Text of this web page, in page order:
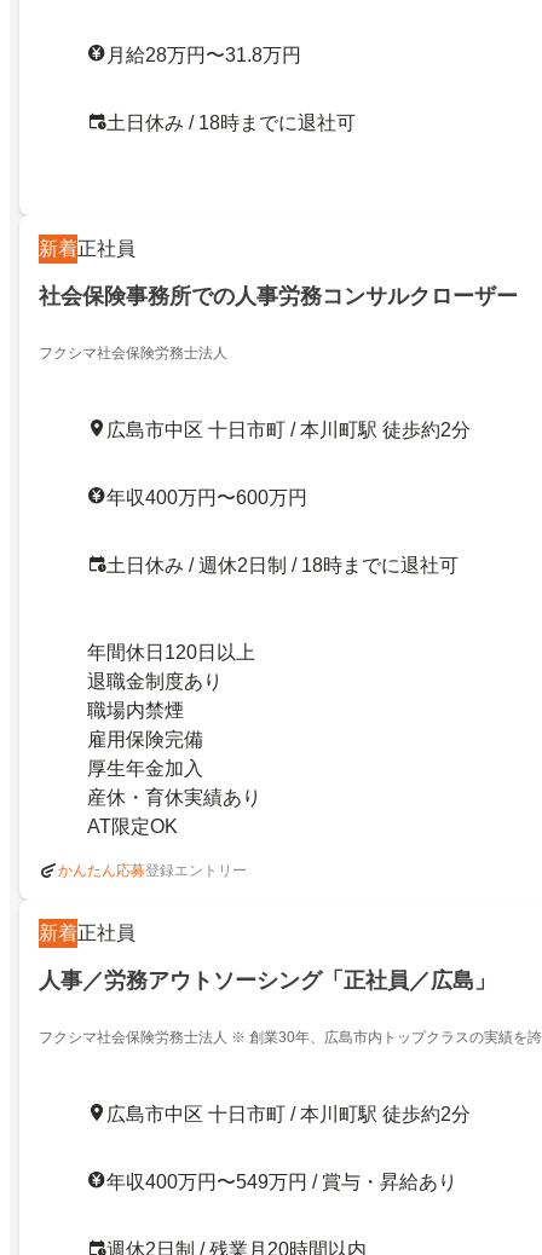
月給28万円〜31.8万円
土日休み / 18時までに退社可
新着正社員
社会保険事務所での人事労務コンサルクローザー
フクシマ社会保険労務士法人
広島市中区 十日市町 / 本川町駅 徒歩約2分
年収400万円〜600万円
土日休み / 週休2日制 / 18時までに退社可
年間休日120日以上
退職金制度あり
職場内禁煙
雇用保険完備
厚生年金加入
産休・育休実績あり
AT限定OK
かんたん応募登録エントリー
新着正社員
人事／労務アウトソーシング「正社員／広島」
フクシマ社会保険労務士法人 ※ 創業30年、広島市内トップクラスの実績を
広島市中区 十日市町 / 本川町駅 徒歩約2分
年収400万円〜549万円 / 賞与・昇給あり
週休2日制 / 残業月20時間以内